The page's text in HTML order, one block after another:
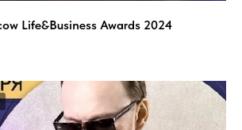
Life&Business Awards 2024